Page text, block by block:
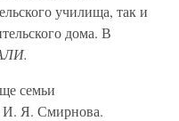
училища, так и
дома. В
семьи
И. Я. Смирнова.